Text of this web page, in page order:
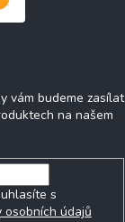
vám budeme zasílat
na našem
s
osobních údajů